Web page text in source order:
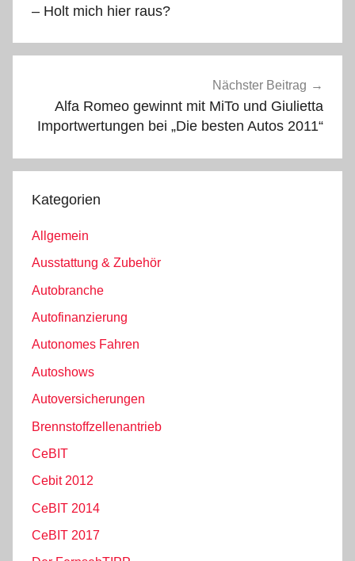
– Holt mich hier raus?
Nächster Beitrag
Alfa Romeo gewinnt mit MiTo und Giulietta
Importwertungen bei „Die besten Autos 2011“
Kategorien
Allgemein
Ausstattung & Zubehör
Autobranche
Autofinanzierung
Autonomes Fahren
Autoshows
Autoversicherungen
Brennstoffzellenantrieb
CeBIT
Cebit 2012
CeBIT 2014
CeBIT 2017